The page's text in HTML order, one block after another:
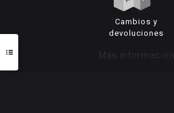
Cambios y
devoluciones
Más información